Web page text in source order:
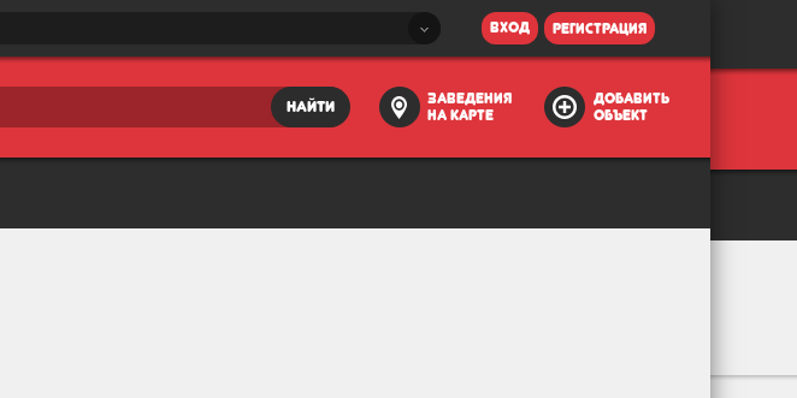
вход регистрация
найти
заведения
на карте
добавить
объект